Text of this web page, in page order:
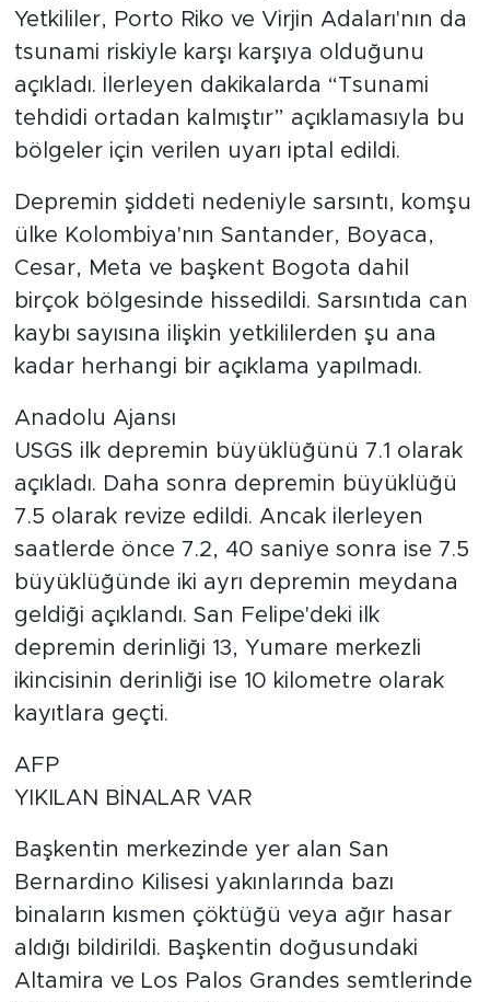
Yetkililer, Porto Riko ve Virjin Adaları'nın da
tsunami riskiyle karşı karşıya olduğunu
açıkladı. İlerleyen dakikalarda “Tsunami
tehdidi ortadan kalmıştır” açıklamasıyla bu
bölgeler için verilen uyarı iptal edildi.
Depremin şiddeti nedeniyle sarsıntı, komşu
ülke Kolombiya'nın Santander, Boyaca,
Cesar, Meta ve başkent Bogota dahil
birçok bölgesinde hissedildi. Sarsıntıda can
kaybı sayısına ilişkin yetkililerden şu ana
kadar herhangi bir açıklama yapılmadı.
Anadolu Ajansı
USGS ilk depremin büyüklüğünü 7.1 olarak
açıkladı. Daha sonra depremin büyüklüğü
7.5 olarak revize edildi. Ancak ilerleyen
saatlerde önce 7.2, 40 saniye sonra ise 7.5
büyüklüğünde iki ayrı depremin meydana
geldiği açıklandı. San Felipe'deki ilk
depremin derinliği 13, Yumare merkezli
ikincisinin derinliği ise 10 kilometre olarak
kayıtlara geçti.
AFP
YIKILAN BİNALAR VAR
Başkentin merkezinde yer alan San
Bernardino Kilisesi yakınlarında bazı
binaların kısmen çöktüğü veya ağır hasar
aldığı bildirildi. Başkentin doğusundaki
Altamira ve Los Palos Grandes semtlerinde